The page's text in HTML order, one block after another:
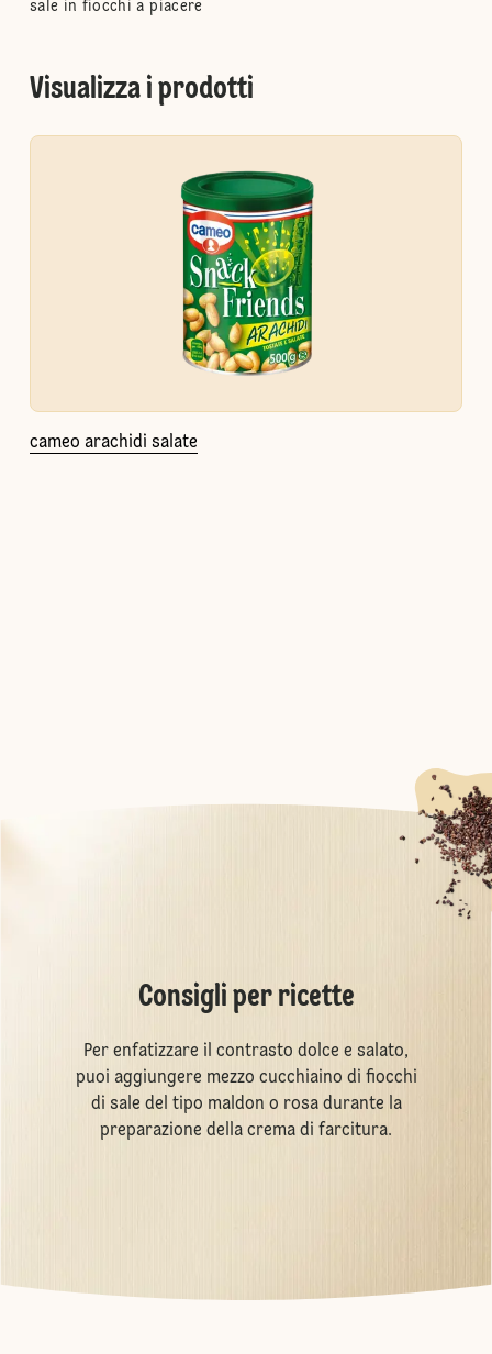
sale in fiocchi a piacere
Visualizza i prodotti
cameo arachidi salate
Consigli per ricette
Per enfatizzare il contrasto dolce e salato,
puoi aggiungere mezzo cucchiaino di fiocchi
di sale del tipo maldon o rosa durante la
preparazione della crema di farcitura.